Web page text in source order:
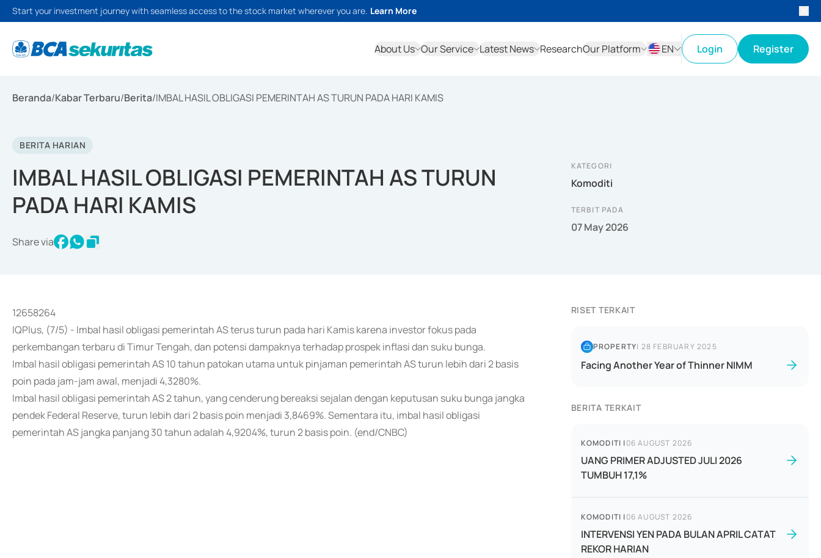
Start your investment journey with seamless access to the stock market wherever you are. Learn More
About Us Our Service Latest News ResearchOur Platform
EN
Login Register
Beranda/Kabar Terbaru/Berita/IMBAL HASIL OBLIGASI PEMERINTAH AS TURUN PADA HARI KAMIS
BERITA HARIAN
IMBAL HASIL OBLIGASI PEMERINTAH AS TURUN
PADA HARI KAMIS
Share via
KATEGORI
Komoditi
TERBIT PADA
07 May 2026
12658264
IQPlus, (7/5) - Imbal hasil obligasi pemerintah AS terus turun pada hari Kamis karena investor fokus pada
perkembangan terbaru di Timur Tengah, dan potensi dampaknya terhadap prospek inflasi dan suku bunga.
Imbal hasil obligasi pemerintah AS 10 tahun patokan utama untuk pinjaman pemerintah AS turun lebih dari 2 basis
poin pada jam-jam awal, menjadi 4,3280%.
Imbal hasil obligasi pemerintah AS 2 tahun, yang cenderung bereaksi sejalan dengan keputusan suku bunga jangka
pendek Federal Reserve, turun lebih dari 2 basis poin menjadi 3,8469%. Sementara itu, imbal hasil obligasi
pemerintah AS jangka panjang 30 tahun adalah 4,9204%, turun 2 basis poin. (end/CNBC)
RISET TERKAIT
PROPERTY| 28 FEBRUARY 2025
Facing Another Year of Thinner NIMM
BERITA TERKAIT
KOMODITI |06 AUGUST 2026
UANG PRIMER ADJUSTED JULI 2026
TUMBUH 17,1%
KOMODITI |06 AUGUST 2026
INTERVENSI YEN PADA BULAN APRIL CATAT
REKOR HARIAN